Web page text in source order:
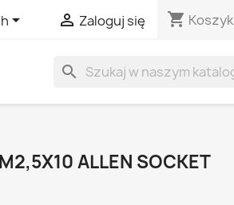
  Zaloguj się shopping_cart Koszyk
search
ALLEN SOCKET